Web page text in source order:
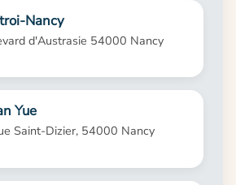
Nancy
d'Austrasie 54000 Nancy
Yue
Saint-Dizier, 54000 Nancy